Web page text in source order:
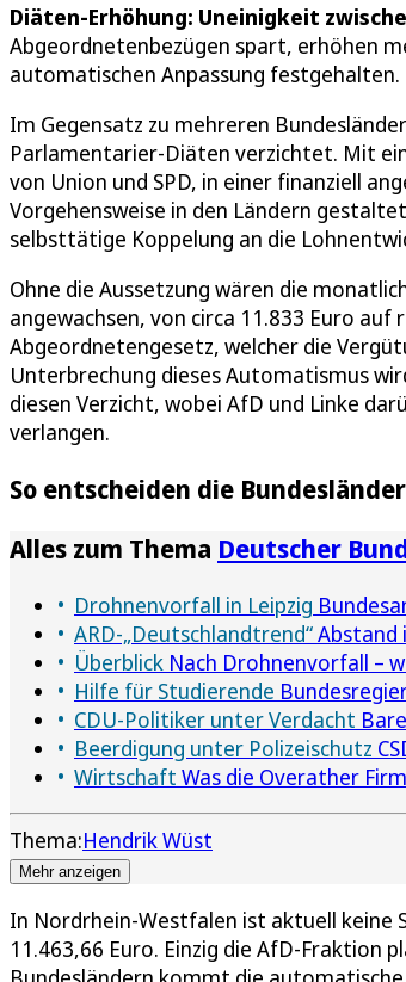
Diäten-Erhöhung: Uneinigkeit
Abgeordnetenbezügen spart, erhöhen
automatischen Anpassung festgehalten.
Im Gegensatz zu mehreren
Parlamentarier-Diäten verzichtet. Mit
von Union und SPD, in einer finanziell
Vorgehensweise in den Ländern
selbsttätige Koppelung an die
Ohne die Aussetzung wären die
angewachsen, von circa 11.833 Euro
Abgeordnetengesetz, welcher die
Unterbrechung dieses Automatismus
diesen Verzicht, wobei AfD und Linke
verlangen.
So entscheiden die
Alles zum Thema Deutscher
Drohnenvorfall in Leipzig
ARD-„Deutschlandtrend“Abstand
Überblick Nach Drohnenvorfall –
Hilfe für Studierende
CDU-Politiker unter Verdacht
Beerdigung unter Polizeischutz
Wirtschaft Was die Overather
Thema:Hendrik Wüst
Mehr anzeigen
In Nordrhein-Westfalen ist aktuell keine
11.463,66 Euro. Einzig die AfD-Fraktion